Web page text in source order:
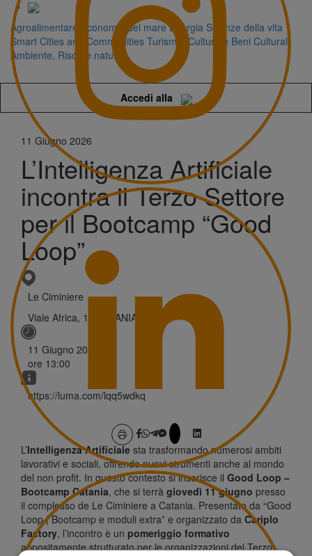
Agroalimentare Economia del mare Energia Scienze della vita
Smart Cities and Communities Turismo, Cultura e Beni Culturali
Ambiente, Risorse naturali
Accedi alla
11 Giugno 2026
L’Intelligenza Artificiale
incontra il Terzo Settore
per il Bootcamp “Good
Loop”
Le Ciminiere
Viale Africa, 12 CATANIA
11 Giugno 2026
ore 13:00
https://luma.com/lqq5wdkq
L’Intelligenza Artificiale sta trasformando numerosi ambiti
lavorativi e sociali, offrendo nuovi strumenti anche al mondo
del non profit. In questo contesto si inserisce il Good Loop –
Bootcamp Catania, che si terrà giovedì 11 giugno presso
il complesso de Le Ciminiere a Catania. Presentato da “Good
Loop | Bootcamp e moduli extra” e organizzato da Cariplo
Factory, l’incontro è un pomeriggio formativo
appositamente strutturato per le organizzazioni del Terzo